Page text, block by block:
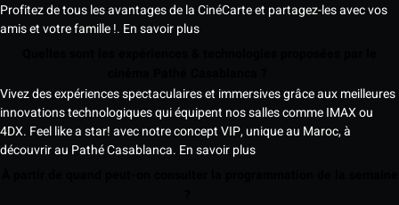
Profitez de tous les avantages de la CinéCarte et partagez-les avec vos
amis et votre famille !. En savoir plus
Vivez des expériences spectaculaires et immersives grâce aux meilleures
innovations technologiques qui équipent nos salles comme IMAX ou
4DX. Feel like a star! avec notre concept VIP, unique au Maroc, à
découvrir au Pathé Casablanca. En savoir plus